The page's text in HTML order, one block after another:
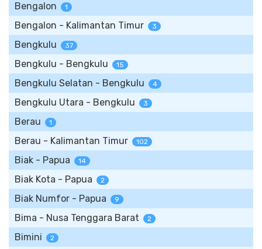
Bengalon 1
Bengalon - Kalimantan Timur 3
Bengkulu 37
Bengkulu - Bengkulu 15
Bengkulu Selatan - Bengkulu 4
Bengkulu Utara - Bengkulu 3
Berau 1
Berau - Kalimantan Timur 102
Biak - Papua 14
Biak Kota - Papua 2
Biak Numfor - Papua 9
Bima - Nusa Tenggara Barat 2
Bimini 2